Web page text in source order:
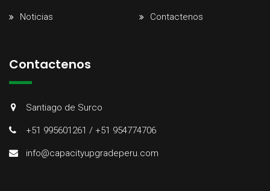
Noticias Contactenos
Contactenos
Santiago de Surco
+51 995601261 / +51 954774706
info@capacityupgradeperu.com